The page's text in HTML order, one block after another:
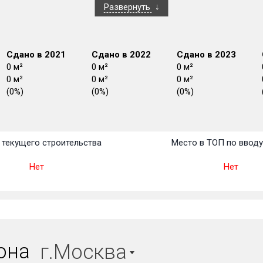
Развернуть
Сдано в 2021
0 м²
0 м²
(0%)
Сдано в 2022
0 м²
0 м²
(0%)
Сдано в 2023
0 м²
0 м²
(0%)
строительства
Нет
Место в ТОП по
Нет
г.Москва